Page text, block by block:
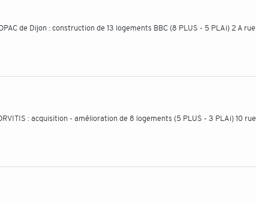
de Dijon : construction de 13 logements BBC (8 PLUS - 5 PLAi) 2 A
: acquisition - amélioration de 8 logements (5 PLUS - 3 PLAi) 10 rue